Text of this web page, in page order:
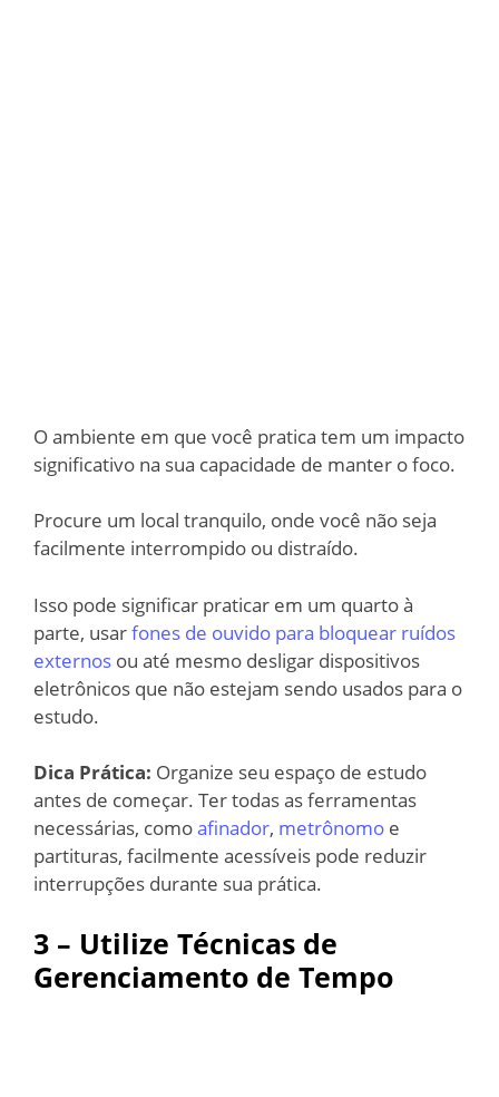
O ambiente em que você pratica tem um impacto
significativo na sua capacidade de manter o foco.
Procure um local tranquilo, onde você não seja
facilmente interrompido ou distraído.
Isso pode significar praticar em um quarto à
parte, usarfones de ouvido para bloquear ruídos
externos ou até mesmo desligar dispositivos
eletrônicos que não estejam sendo usados para o
estudo.
Dica Prática: Organize seu espaço de estudo
antes de começar. Ter todas as ferramentas
necessárias, comoafinador, metrônomo e
partituras, facilmente acessíveis pode reduzir
interrupções durante sua prática.
3 – Utilize Técnicas de
Gerenciamento de Tempo